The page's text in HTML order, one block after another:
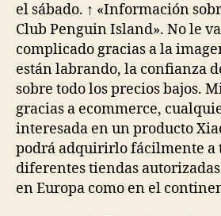
el sábado. ↑ «Información
Club Penguin Island». No le
complicado gracias a la
están labrando, la confianza
sobre todo los precios bajos.
gracias a ecommerce,
interesada en un producto
podrá adquirirlo fácilmente a
diferentes tiendas
en Europa como en el